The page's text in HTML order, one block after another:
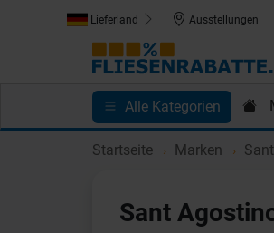
Lieferland Ausstellungen
Alle Kategorien
Kundenprojekte Blog
Startseite Marken
Sant